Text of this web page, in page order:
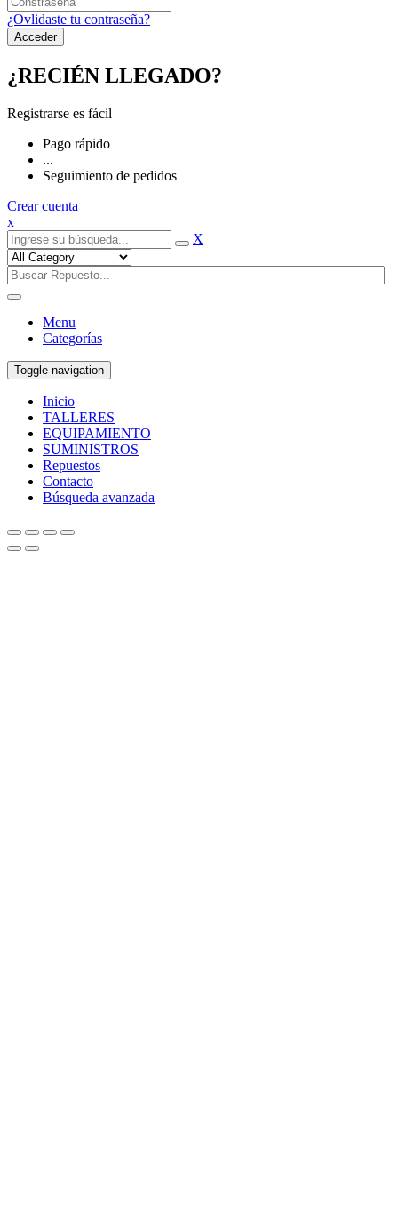
¿Ovlidaste tu contraseña?
¿RECIÉN LLEGADO?
Registrarse es fácil
Pago rápido
...
Seguimiento de pedidos
Crear cuenta
x
X
Menu
Categorías
Toggle navigation
Inicio
TALLERES
EQUIPAMIENTO
SUMINISTROS
Repuestos
Contacto
Búsqueda avanzada